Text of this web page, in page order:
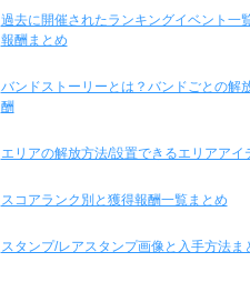
過去に開催されたランキングイベント一
報酬まとめ
バンドストーリーとは？バンドごとの解
酬
エリアの解放方法/設置できるエリアアイ
スコアランク別と獲得報酬一覧まとめ
スタンプ/レアスタンプ画像と入手方法ま